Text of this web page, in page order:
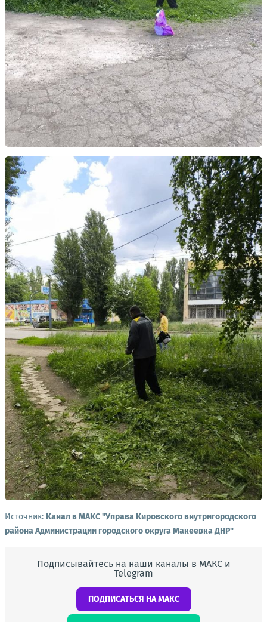
Источник: Канал в МАКС "Управа Кировского внутригородского
района Администрации городского округа Макеевка ДНР"
Подписывайтесь на наши каналы в МАКС и
Telegram
ПОДПИСАТЬСЯ НА МАКС